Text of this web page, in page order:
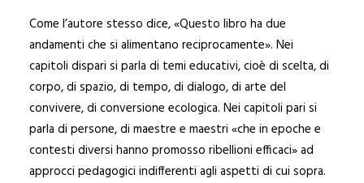
Come l’autore stesso dice, «Questo libro ha due
andamenti che si alimentano reciprocamente». Nei
capitoli dispari si parla di temi educativi, cioè di scelta, di
corpo, di spazio, di tempo, di dialogo, di arte del
convivere, di conversione ecologica. Nei capitoli pari si
parla di persone, di maestre e maestri «che in epoche e
contesti diversi hanno promosso ribellioni efficaci» ad
approcci pedagogici indifferenti agli aspetti di cui sopra.